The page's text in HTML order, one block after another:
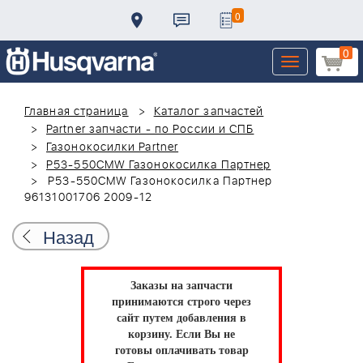
0
0
Toggle
navigation
Главная страница
Каталог запчастей
Partner запчасти - по России и СПБ
Газонокосилки Partner
P53-550CMW Газонокосилка Партнер
P53-550CMW Газонокосилка Партнер
96131001706 2009-12
Назад
Заказы на запчасти
принимаются строго через
сайт путем добавления в
корзину. Если Вы не
готовы оплачивать товар